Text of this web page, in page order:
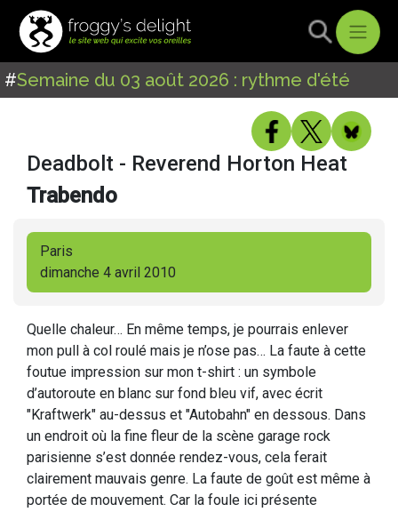
#Semaine du 03 août 2026 : rythme d'été
Deadbolt - Reverend Horton Heat
Trabendo
Paris
dimanche 4 avril 2010
Quelle chaleur… En même temps, je pourrais enlever
mon pull à col roulé mais je n’ose pas… La faute à cette
foutue impression sur mon t-shirt : un symbole
d’autoroute en blanc sur fond bleu vif, avec écrit
"Kraftwerk" au-dessus et "Autobahn" en dessous. Dans
un endroit où la fine fleur de la scène garage rock
parisienne s’est donnée rendez-vous, cela ferait
clairement mauvais genre. La faute de goût est même à
portée de mouvement. Car la foule ici présente